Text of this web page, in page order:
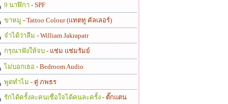
9 นาฬิกา - SPF
ขาหมู - Tattoo Colour (แทตทู คัลเลอร์)
จำได้ว่าลืม - William Jakrapatr
กรุณาฟังให้จบ - แช่ม แช่มรัมย์
ไม่บอกเธอ - Bedroom Audio
พูดทำไม - ตู่ ภพธร
รักได้ครั้งละคนเชื่อใจได้คนละครั้ง - ตั๊กแตน